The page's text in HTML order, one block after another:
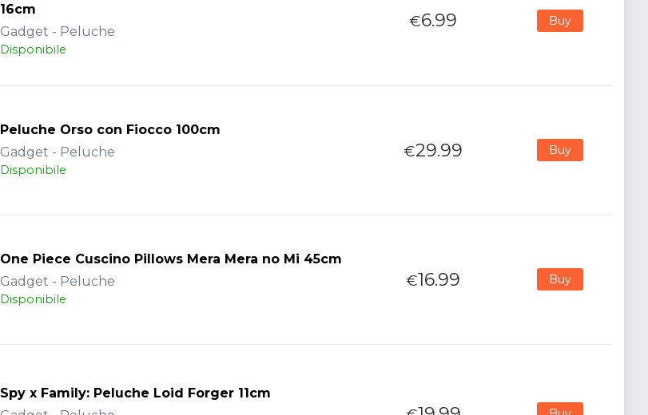
16cm
Gadget - Peluche
Disponibile
€6.99 Buy
Peluche Orso con Fiocco 100cm
Gadget - Peluche
Disponibile
€29.99 Buy
One Piece Cuscino Pillows Mera Mera no Mi 45cm
Gadget - Peluche
Disponibile
€16.99 Buy
Spy x Family: Peluche Loid Forger 11cm